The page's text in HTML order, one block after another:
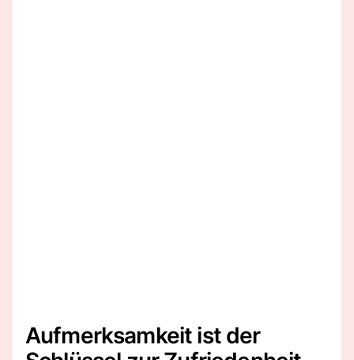
Aufmerksamkeit ist der